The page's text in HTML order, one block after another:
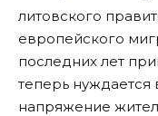
литовского
европейского
последних лет
теперь нуждается
напряжение